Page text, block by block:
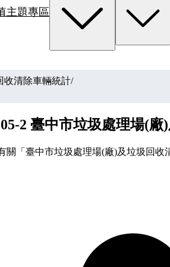
主題專區
收清除車輛統計/
05-2 臺中市垃圾處理場(
關「臺中市垃圾處理場(廠)及垃圾回收